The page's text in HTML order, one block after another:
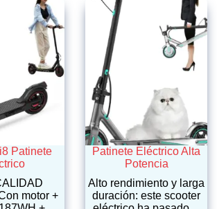
Patinete
motor +
Patinete Eléctrico Alta
Potencia
Alto rendimiento y larga
duración: este scooter